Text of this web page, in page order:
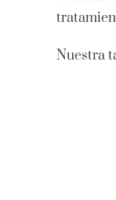
Nuestra